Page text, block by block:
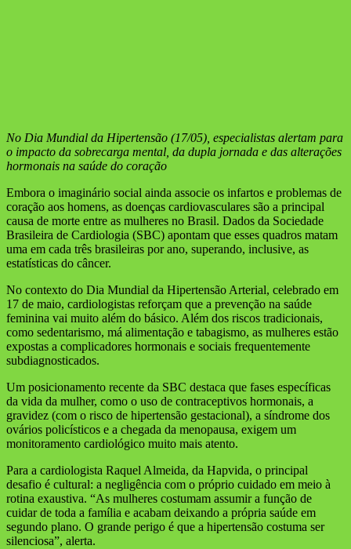
No Dia Mundial da Hipertensão (17/05), especialistas alertam para
o impacto da sobrecarga mental, da dupla jornada e das alterações
hormonais na saúde do coração
Embora o imaginário social ainda associe os infartos e problemas de
coração aos homens, as doenças cardiovasculares são a principal
causa de morte entre as mulheres no Brasil. Dados da Sociedade
Brasileira de Cardiologia (SBC) apontam que esses quadros matam
uma em cada três brasileiras por ano, superando, inclusive, as
estatísticas do câncer.
No contexto do Dia Mundial da Hipertensão Arterial, celebrado em
17 de maio, cardiologistas reforçam que a prevenção na saúde
feminina vai muito além do básico. Além dos riscos tradicionais,
como sedentarismo, má alimentação e tabagismo, as mulheres estão
expostas a complicadores hormonais e sociais frequentemente
subdiagnosticados.
Um posicionamento recente da SBC destaca que fases específicas
da vida da mulher, como o uso de contraceptivos hormonais, a
gravidez (com o risco de hipertensão gestacional), a síndrome dos
ovários policísticos e a chegada da menopausa, exigem um
monitoramento cardiológico muito mais atento.
Para a cardiologista Raquel Almeida, da Hapvida, o principal
desafio é cultural: a negligência com o próprio cuidado em meio à
rotina exaustiva. “As mulheres costumam assumir a função de
cuidar de toda a família e acabam deixando a própria saúde em
segundo plano. O grande perigo é que a hipertensão costuma ser
silenciosa”, alerta.